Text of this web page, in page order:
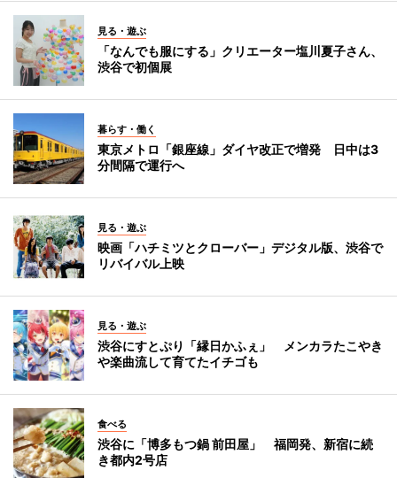
見る・遊ぶ
「なんでも服にする」クリエーター塩川夏子さん、
渋谷で初個展
暮らす・働く
東京メトロ「銀座線」ダイヤ改正で増発 日中は3
分間隔で運行へ
見る・遊ぶ
映画「ハチミツとクローバー」デジタル版、渋谷で
リバイバル上映
見る・遊ぶ
渋谷にすとぷり「縁日かふぇ」 メンカラたこやき
や楽曲流して育てたイチゴも
食べる
渋谷に「博多もつ鍋 前田屋」 福岡発、新宿に続
き都内2号店